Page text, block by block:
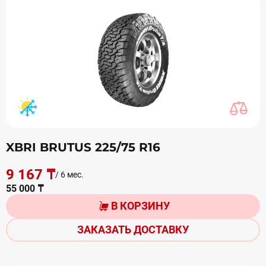
XBRI BRUTUS 225/75 R16
9 167 ₸/ 6 мес.
55 000 ₸
В КОРЗИНУ
ЗАКАЗАТЬ ДОСТАВКУ